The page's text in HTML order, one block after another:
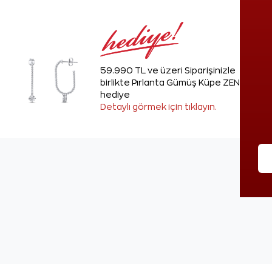
59.990 TL ve üzeri Siparişinizle
birlikte Pırlanta Gümüş Küpe ZEN'den
hediye
Detaylı görmek için tıklayın.